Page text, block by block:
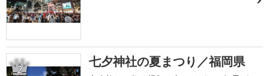
2 七夕神社の夏まつり／福岡県